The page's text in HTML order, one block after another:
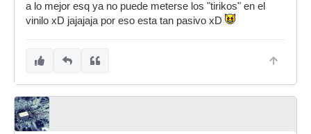
a lo mejor esq ya no puede meterse los "tirikos" en el
vinilo xD jajajaja por eso esta tan pasivo xD